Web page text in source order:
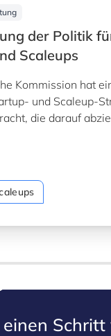
der Politik
Scaleups
Kommission hat
und Scaleup-
die darauf
stärken und die
Schritt